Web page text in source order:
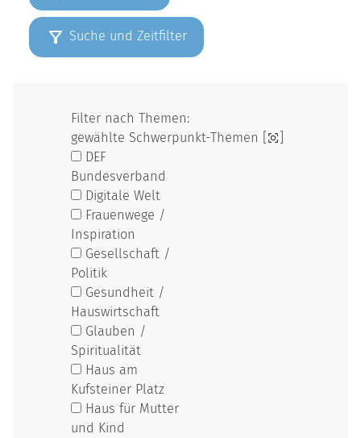
Suche und Zeitfilter
Filter nach Themen:
gewählte Schwerpunkt-Themen [
DEF
Bundesverband
Digitale Welt
Frauenwege /
Inspiration
Gesellschaft /
Politik
Gesundheit /
Hauswirtschaft
Glauben /
Spiritualität
Haus am
Kufsteiner Platz
Haus für Mutter
und Kind